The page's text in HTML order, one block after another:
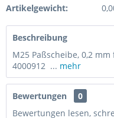
Artikelgewicht:
Beschreibung
M25 Paßscheibe, 0,2
4000912 ... mehr
Bewertungen
0
Bewertungen lesen,